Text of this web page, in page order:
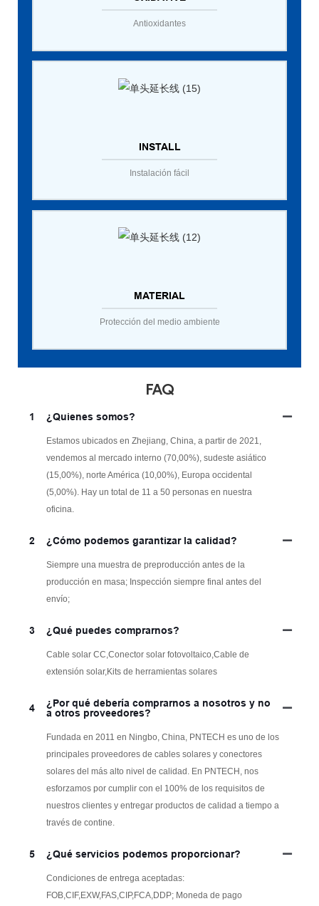
Antioxidantes
INSTALL
Instalación fácil
MATERIAL
Protección del medio ambiente
FAQ
1 ¿Quienes somos?
Estamos ubicados en Zhejiang, China, a partir de 2021,
vendemos al mercado interno (70,00%), sudeste asiático
(15,00%), norte América (10,00%), Europa occidental
(5,00%). Hay un total de 11 a 50 personas en nuestra
oficina.
2 ¿Cómo podemos garantizar la calidad?
Siempre una muestra de preproducción antes de la
producción en masa; Inspección siempre final antes del
envío;
3 ¿Qué puedes comprarnos?
Cable solar CC,Conector solar fotovoltaico,Cable de
extensión solar,Kits de herramientas solares
4
¿Por qué debería comprarnos a nosotros y no
a otros proveedores?
Fundada en 2011 en Ningbo, China, PNTECH es uno de los
principales proveedores de cables solares y conectores
solares del más alto nivel de calidad. En PNTECH, nos
esforzamos por cumplir con el 100% de los requisitos de
nuestros clientes y entregar productos de calidad a tiempo a
través de contine.
5 ¿Qué servicios podemos proporcionar?
Condiciones de entrega aceptadas:
FOB,CIF,EXW,FAS,CIP,FCA,DDP; Moneda de pago